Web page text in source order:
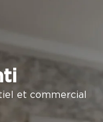
et commercial